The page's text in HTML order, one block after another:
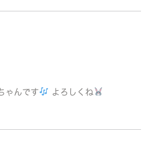
ゃんです よろしくね